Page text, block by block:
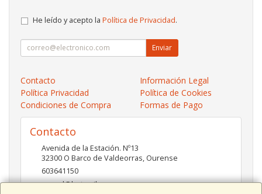
He leído y acepto la Política de Privacidad.
Enviar
Contacto
Información Legal
Política Privacidad
Política de Cookies
Condiciones de Compra
Formas de Pago
Contacto
Avenida de la Estación. Nº13
32300 O Barco de Valdeorras, Ourense
603641150
pc-red@hotmail.es